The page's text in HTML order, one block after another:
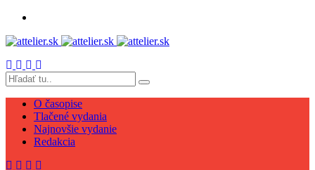
O časopise
Tlačené vydania
Najnovšie vydanie
Redakcia